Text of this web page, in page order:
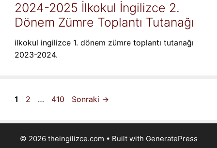
2024-2025 İlkokul İngilizce 2.
Dönem Zümre Toplantı Tutanağı
ilkokul ingilizce 1. dönem zümre toplantı tutanağı
2023-2024.
Sayfa
1 Sayfa
2 … Sayfa
410 Sonraki →
© 2026 theingilizce.com • Built with GeneratePress